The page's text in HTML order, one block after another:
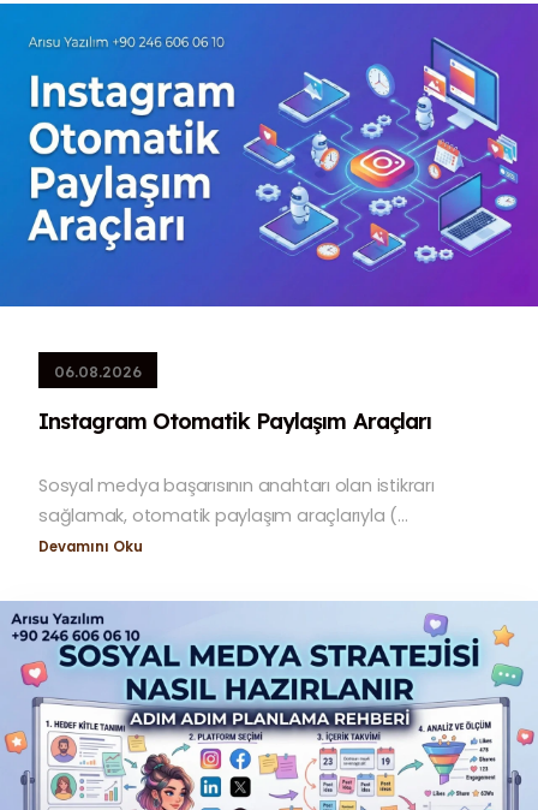
06.08.2026
Instagram Otomatik Paylaşım Araçları
Sosyal medya başarısının anahtarı olan istikrarı
sağlamak, otomatik paylaşım araçlarıyla (...
Devamını Oku